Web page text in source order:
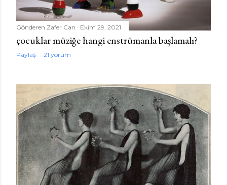
Gönderen Zafer Can Ekim 29, 2021
çocuklar müziğe hangi enstrümanla başlamalı?
Paylaş 21 yorum